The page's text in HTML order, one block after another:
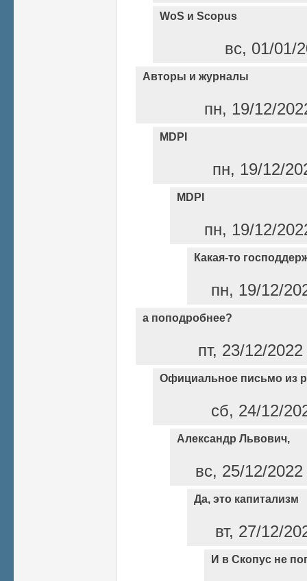
WoS и Scopus
вс, 01/01/
Авторы и журналы
пн, 19/12/
MDPI
пн, 19/12/
MDPI
пн, 19/12/
Какая-то
пн, 19/12/
а поподробнее?
пт, 23/12/
Официальное письмо из
сб, 24/12/
Александр Львович,
вс, 25/12/
Да, это капитализм
вт, 27/12/
И в Скопус не